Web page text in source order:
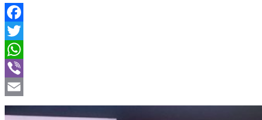
Facebook
Twitter
WhatsApp
Viber
Email